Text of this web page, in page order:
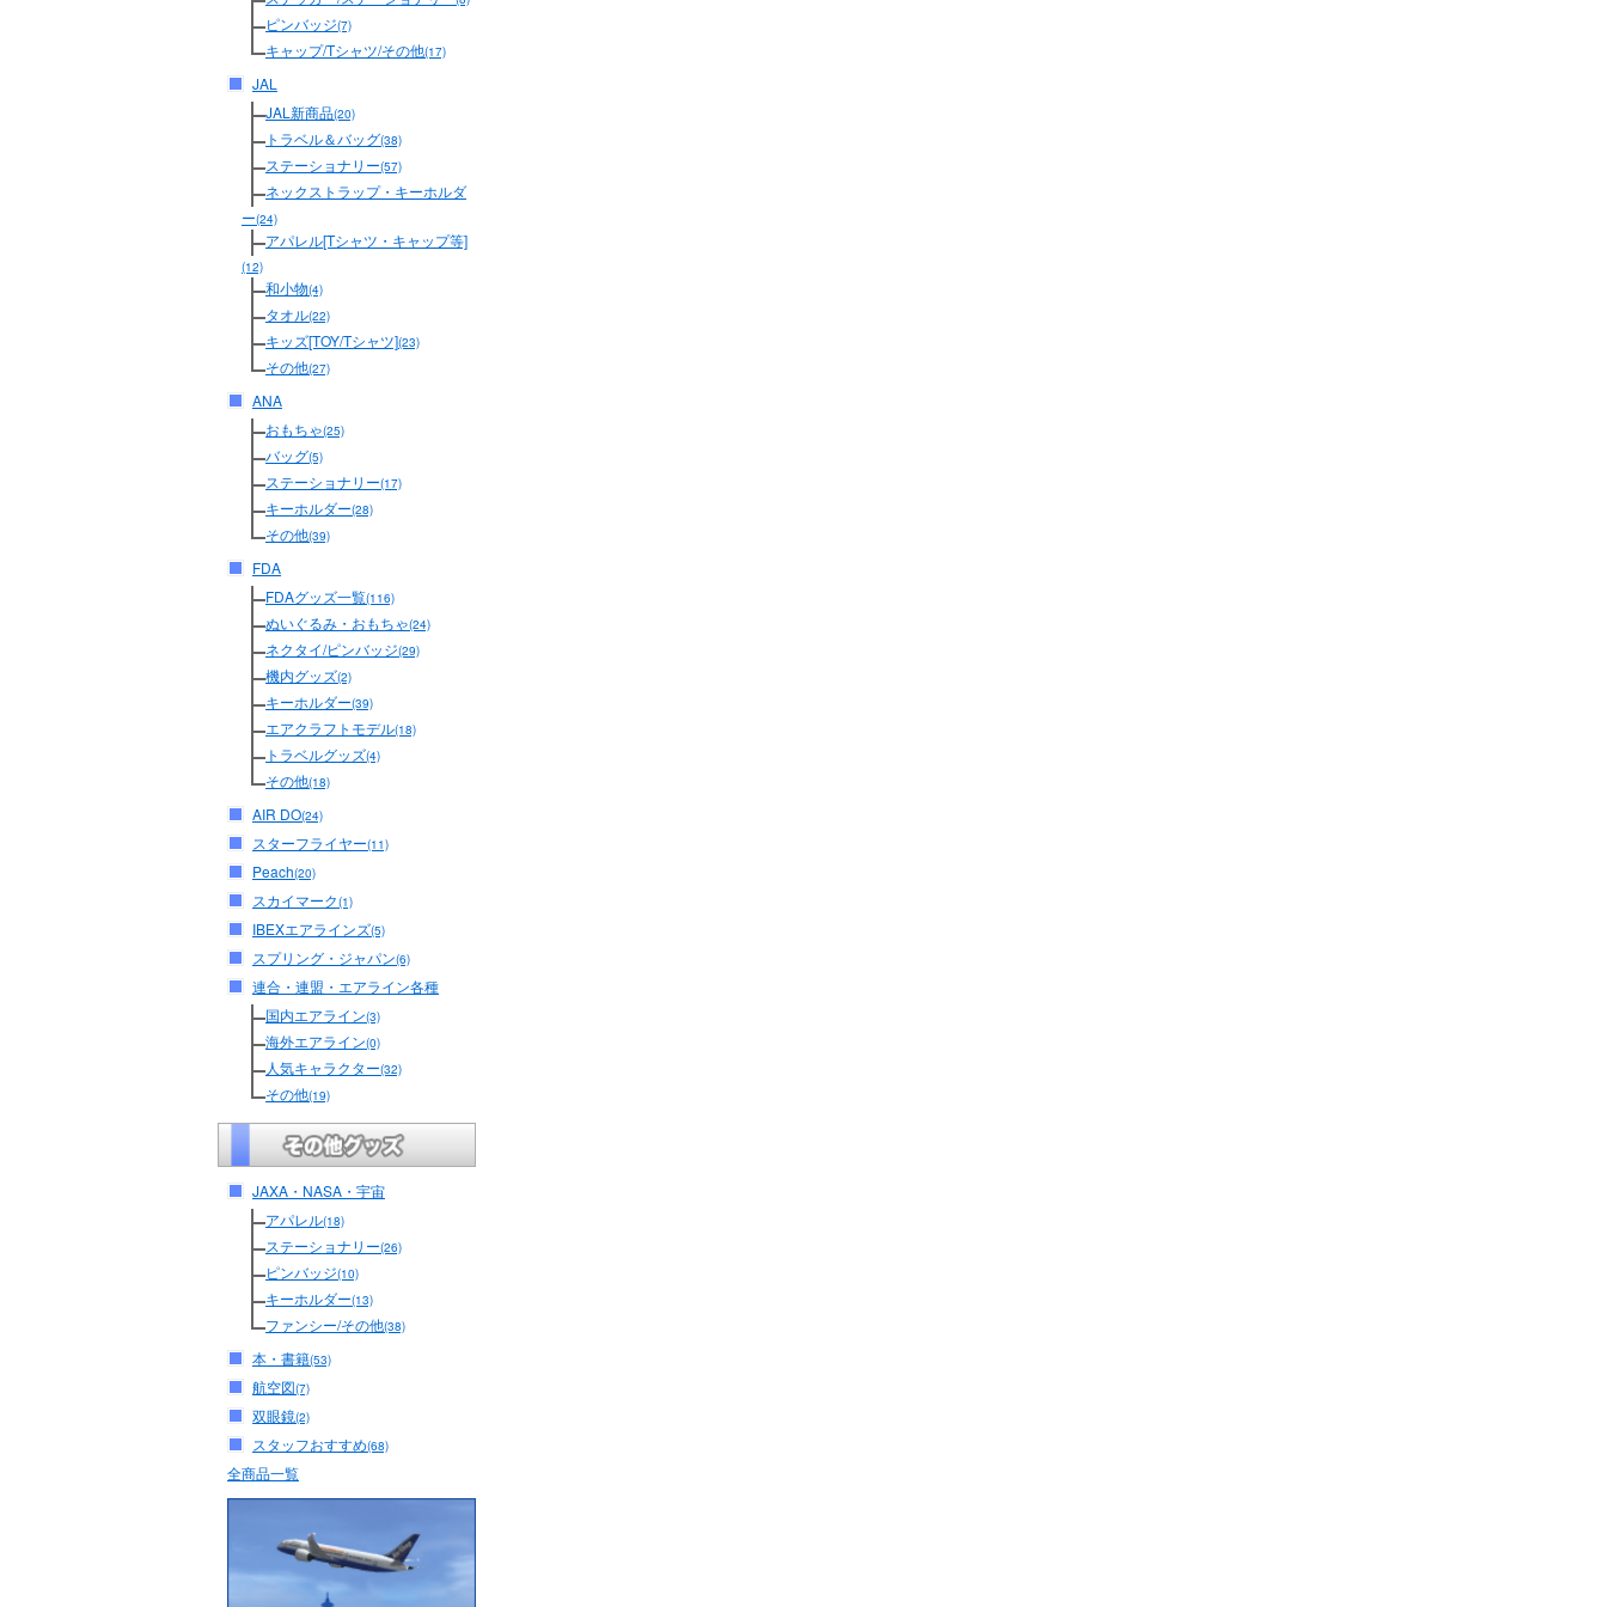
ピンバッジ(7)
キャップ/Tシャツ/その他(17)
JAL
JAL新商品(20)
トラベル＆バッグ(38)
ステーショナリー(57)
ネックストラップ・キーホルダ
ー(24)
アパレル[Tシャツ・キャップ等]
(12)
和小物(4)
タオル(22)
キッズ[TOY/Tシャツ](23)
その他(27)
ANA
おもちゃ(25)
バッグ(5)
ステーショナリー(17)
キーホルダー(28)
その他(39)
FDA
FDAグッズ一覧(116)
ぬいぐるみ・おもちゃ(24)
ネクタイ/ピンバッジ(29)
機内グッズ(2)
キーホルダー(39)
エアクラフトモデル(18)
トラベルグッズ(4)
その他(18)
AIR DO(24)
スターフライヤー(11)
Peach(20)
スカイマーク(1)
IBEXエアラインズ(5)
スプリング・ジャパン(6)
連合・連盟・エアライン各種
国内エアライン(3)
海外エアライン(0)
人気キャラクター(32)
その他(19)
JAXA・NASA・宇宙
アパレル(18)
ステーショナリー(26)
ピンバッジ(10)
キーホルダー(13)
ファンシー/その他(38)
本・書籍(53)
航空図(7)
双眼鏡(2)
スタッフおすすめ(68)
全商品一覧